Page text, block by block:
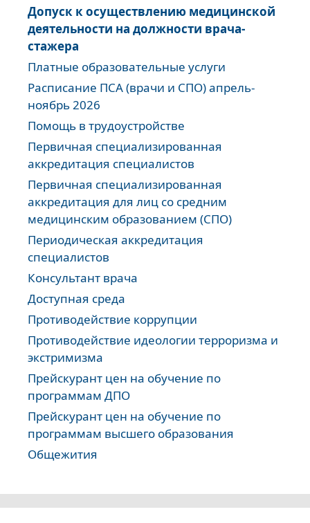
Допуск к осуществлению медицинской
деятельности на должности врача-
стажера
Платные образовательные услуги
Расписание ПСА (врачи и СПО) апрель-
ноябрь 2026
Помощь в трудоустройстве
Первичная специализированная
аккредитация специалистов
Первичная специализированная
аккредитация для лиц со средним
медицинским образованием (СПО)
Периодическая аккредитация
специалистов
Консультант врача
Доступная среда
Противодействие коррупции
Противодействие идеологии терроризма и
экстримизма
Прейскурант цен на обучение по
программам ДПО
Прейскурант цен на обучение по
программам высшего образования
Общежития